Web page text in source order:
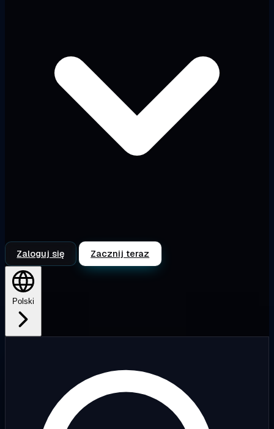
Zaloguj się Zacznij teraz
Polski